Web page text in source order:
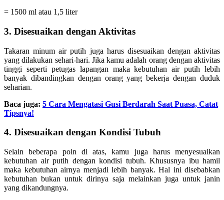
= 1500 ml atau 1,5 liter
3. Disesuaikan dengan Aktivitas
Takaran minum air putih juga harus disesuaikan dengan aktivitas
yang dilakukan sehari-hari. Jika kamu adalah orang dengan aktivitas
tinggi seperti petugas lapangan maka kebutuhan air putih lebih
banyak dibandingkan dengan orang yang bekerja dengan duduk
seharian.
Baca juga: 5 Cara Mengatasi Gusi Berdarah Saat Puasa, Catat
Tipsnya!
4. Disesuaikan dengan Kondisi Tubuh
Selain beberapa poin di atas, kamu juga harus menyesuaikan
kebutuhan air putih dengan kondisi tubuh. Khususnya ibu hamil
maka kebutuhan airnya menjadi lebih banyak. Hal ini disebabkan
kebutuhan bukan untuk dirinya saja melainkan juga untuk janin
yang dikandungnya.